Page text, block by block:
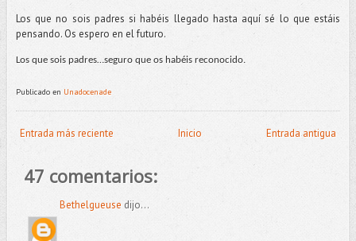
Los que no sois padres si habéis llegado hasta aquí sé lo que estáis
pensando. Os espero en el futuro.
Los que sois padres…seguro que os habéis reconocido.
Publicado en Unadocenade
Entrada más reciente Entrada antigua
Inicio
47 comentarios:
Bethelgueuse dijo...